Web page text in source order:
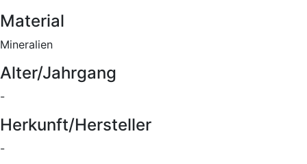
Material
Mineralien
Alter/Jahrgang
-
Herkunft/Hersteller
-